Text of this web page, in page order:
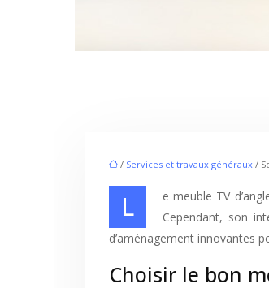
/ Services et travaux généraux /
Le meuble TV d’angle est devenu un incontournable des salons modernes, offrant une solution élégante pour optimiser l’espace et créer un coin télévision convivial.
Cependant, son
d’aménagement innovantes
Choisir le bon